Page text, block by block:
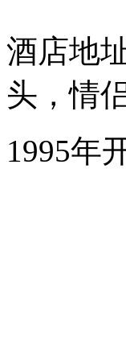
酒店地
头，情
1995年